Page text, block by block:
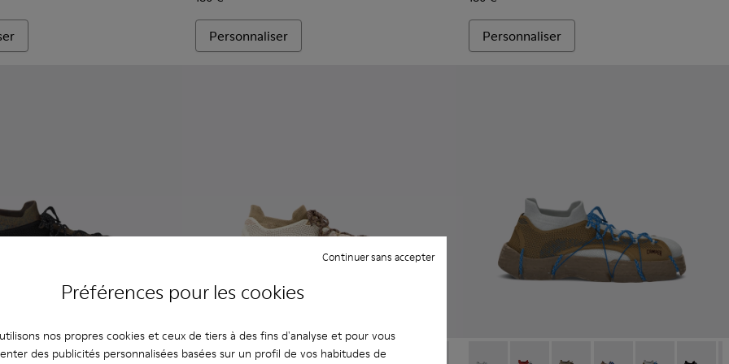
Préférences pour les cookies
nos propres cookies et ceux de tiers à des fins d'analyse et pour vous
des publicités personnalisées basées sur un profil de vos habitudes de
Continuer sans accepter
Personnaliser Personnaliser